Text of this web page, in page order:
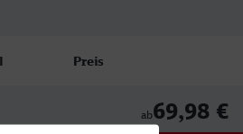
Preis
ab69,98 €